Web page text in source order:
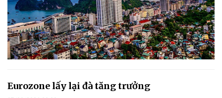
Eurozone lấy lại đà tăng trưởng